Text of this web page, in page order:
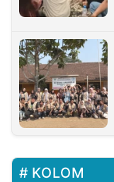
KOLOM